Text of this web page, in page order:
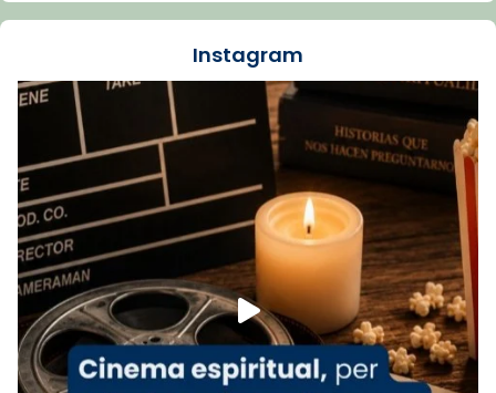
🔗tinyurl.com/cvu5jmbk
Foto
View on Facebook Share
Arquebisbat de Barcelonais at Catedral
de Barcelona.
1 week ago
Aquest dilluns, 27 de juliol, ha tingut lloc la
missa d’acció de gràcies en agraïment al
comitè organitzador de la visita apostòlica
del Sant Pare Lleó XIV a Barcelona, i als
col·laboradors, a la Catedral de Barcelona.
Instagram